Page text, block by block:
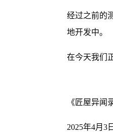
经过之前的
地开发中。
在今天我们
《匠屋异闻
2025年4月3